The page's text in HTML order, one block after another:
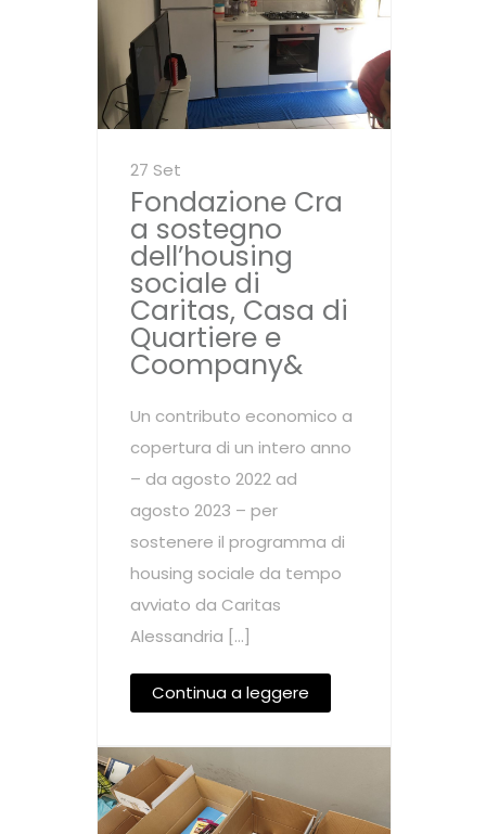
27 Set
Fondazione Cra
a sostegno
dell’housing
sociale di
Caritas, Casa di
Quartiere e
Coompany&
Un contributo economico a
copertura di un intero anno
– da agosto 2022 ad
agosto 2023 – per
sostenere il programma di
housing sociale da tempo
avviato da Caritas
Alessandria […]
Continua a leggere